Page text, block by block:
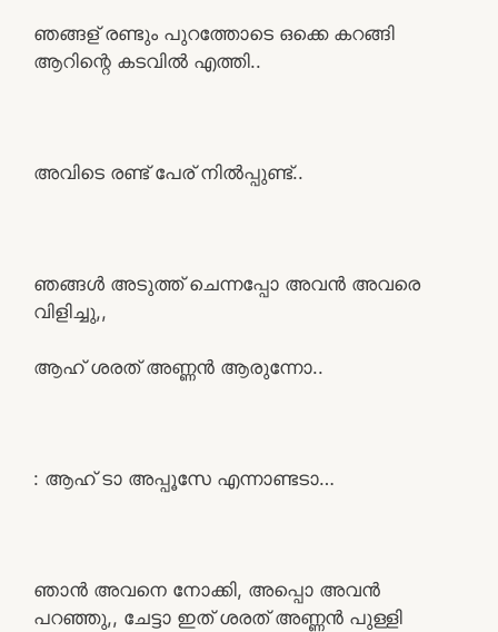
ഞങ്ങള് രണ്ടും പുറത്തോടെ ഒക്കെ കറങ്ങി
ആറിന്റെ കടവിൽ എത്തി..
അവിടെ രണ്ട് പേര് നിൽപ്പുണ്ട്..
ഞങ്ങൾ അടുത്ത് ചെന്നപ്പോ അവൻ അവരെ
വിളിച്ചു,,
ആഹ് ശരത് അണ്ണൻ ആരുന്നോ..
: ആഹ് ടാ അപ്പൂസേ എന്നാണ്ടടാ…
ഞാൻ അവനെ നോക്കി, അപ്പൊ അവൻ
പറഞ്ഞു,, ചേട്ടാ ഇത് ശരത് അണ്ണൻ പുള്ളി